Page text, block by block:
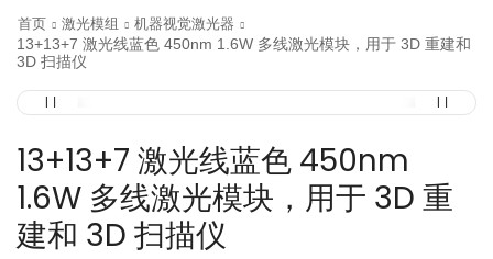
首页 激光模组 机器视觉激光器
13+13+7 激光线蓝色 450nm 1.6W 多线激光模块，用于 3D 重建和
3D 扫描仪
13+13+7 激光线蓝色 450nm
1.6W 多线激光模块，用于 3D 重
建和 3D 扫描仪